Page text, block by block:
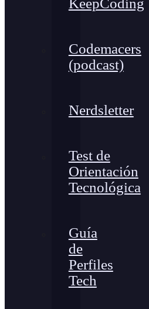
KeepCoding
Codemacers
(podcast)
Nerdsletter
Test de
Orientación
Tecnológica
Guía
de
Perfiles
Tech